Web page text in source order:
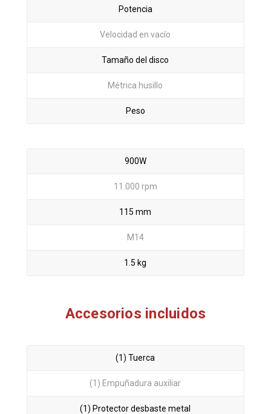
Potencia
Velocidad en vacío
Tamaño del disco
Métrica husillo
Peso
900W
11.000 rpm
115 mm
M14
1.5 kg
Accesorios incluidos
(1) Tuerca
(1) Empuñadura auxiliar
(1) Protector desbaste metal